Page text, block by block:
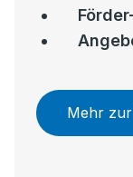
Mehr